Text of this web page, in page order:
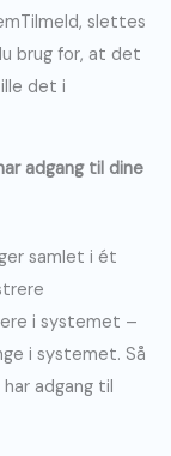
slettes
brug for, at det
det i
adgang til dine
samlet i ét
i systemet –
i systemet. Så
adgang til